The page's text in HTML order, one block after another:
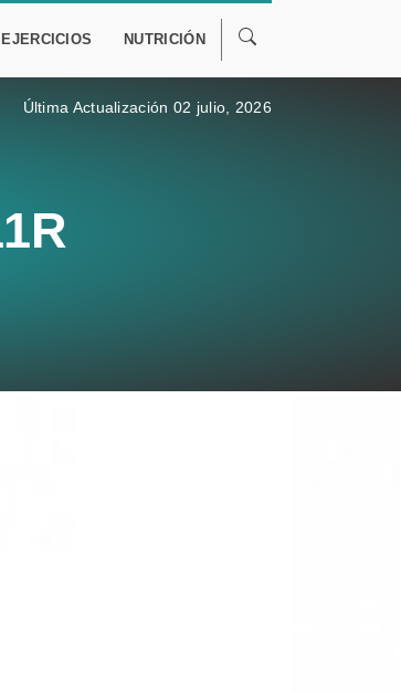
EJERCICIOS NUTRICIÓN
Última Actualización 02 julio, 2026